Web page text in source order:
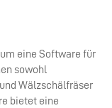
eine Software für
sowohl
Wälzschälfräser
bietet eine